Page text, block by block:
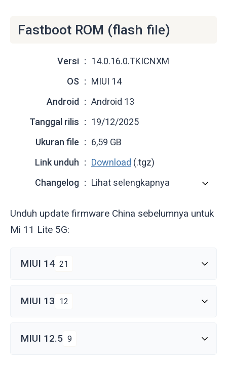
Fastboot ROM (flash file)
Versi
14.0.16.0.TKICNXM
OS
MIUI 14
Android
Android 13
Tanggal rilis
19/12/2025
Ukuran file
6,59 GB
Link unduh
Download (.tgz)
Changelog
Lihat selengkapnya
Unduh update firmware China sebelumnya untuk
Mi 11 Lite 5G:
MIUI 14 21
MIUI 13 12
MIUI 12.5 9